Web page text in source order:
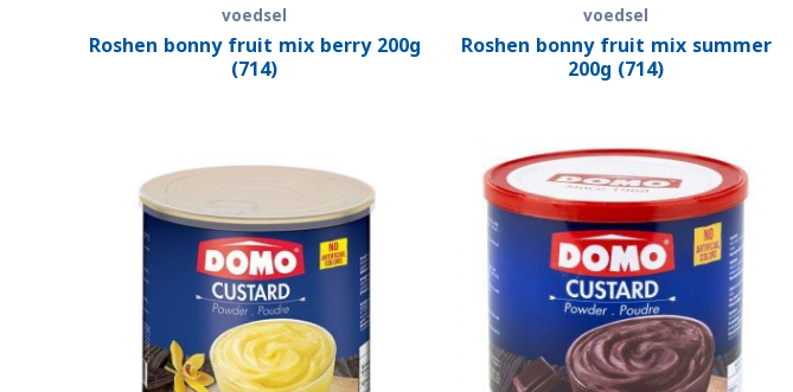
voedsel
Roshen bonny fruit mix berry 200g
(714)
voedsel
Roshen bonny fruit mix summer
200g (714)